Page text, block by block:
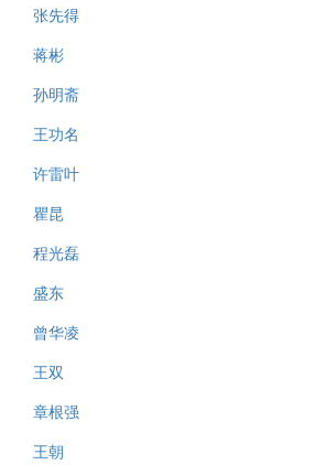
张先得
蒋彬
孙明斋
王功名
许雷叶
瞿昆
程光磊
盛东
曾华凌
王双
章根强
王朝